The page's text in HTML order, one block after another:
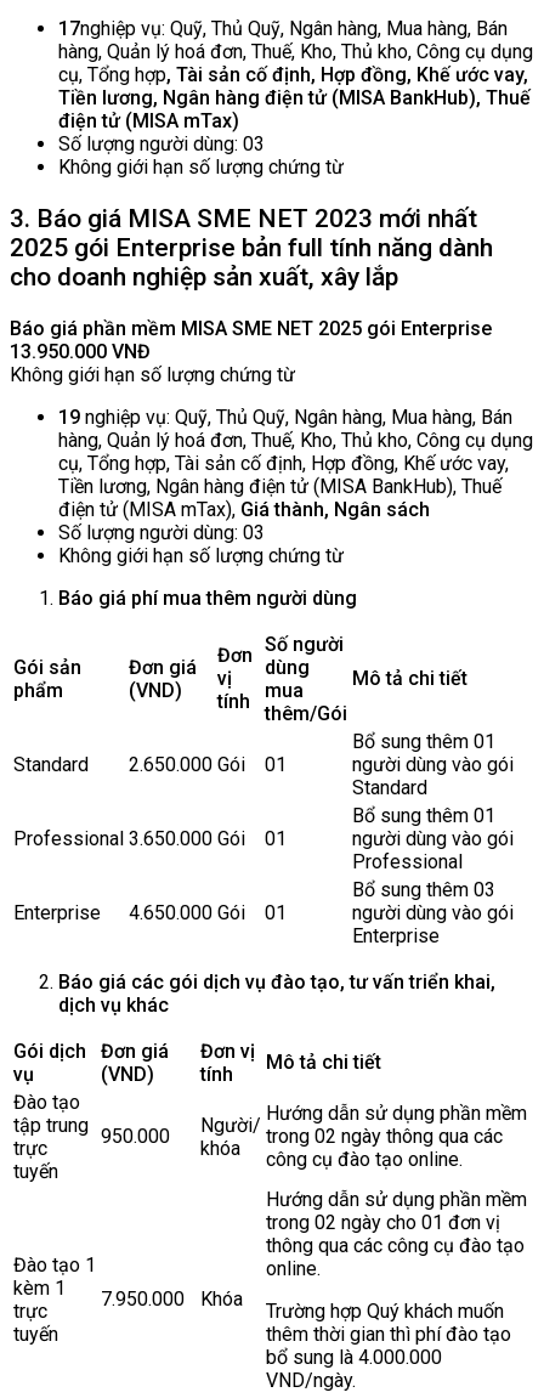
17nghiệp vụ: Quỹ, Thủ Quỹ, Ngân hàng, Mua hàng, Bán
hàng, Quản lý hoá đơn, Thuế, Kho, Thủ kho, Công cụ dụng
cụ, Tổng hợp, Tài sản cố định, Hợp đồng, Khế ước vay,
Tiền lương, Ngân hàng điện tử (MISA BankHub), Thuế
điện tử (MISA mTax)
Số lượng người dùng: 03
Không giới hạn số lượng chứng từ
3. Báo giá MISA SME NET 2023 mới nhất
2025 gói Enterprise bản full tính năng dành
cho doanh nghiệp sản xuất, xây lắp
Báo giá phần mềm MISA SME NET 2025 gói Enterprise
13.950.000 VNĐ
Không giới hạn số lượng chứng từ
19 nghiệp vụ: Quỹ, Thủ Quỹ, Ngân hàng, Mua hàng, Bán
hàng, Quản lý hoá đơn, Thuế, Kho, Thủ kho, Công cụ dụng
cụ, Tổng hợp, Tài sản cố định, Hợp đồng, Khế ước vay,
Tiền lương, Ngân hàng điện tử (MISA BankHub), Thuế
điện tử (MISA mTax), Giá thành, Ngân sách
Số lượng người dùng: 03
Không giới hạn số lượng chứng từ
Báo giá phí mua thêm người dùng
Gói sản
phẩm
Đơn giá
(VN D)
Đơn
vị
tính
Số người
dùng
mua
thêm/Gói
Mô tả chi tiết
Standard 2.650.000 Gói 01
Bổ sung thêm 01
người dùng vào gói
Standard
Professional 3.650.000 Gói 01
Bổ sung thêm 01
người dùng vào gói
Professional
Enterprise 4.650.000 Gói 01
Bổ sung thêm 03
người dùng vào gói
Enterprise
Báo giá các gói dịch vụ đào tạo, tư vấn triển khai,
dịch vụ khác
Gói dịch
vụ
Đơn giá
(VND)
Đơn vị
tính
Mô tả chi tiết
Đào tạo
tập trung
trực
tuyến
950.000
Người/
khóa
Hướng dẫn sử dụng phần mềm
trong 02 ngày thông qua các
công cụ đào tạo online.
Đào tạo 1
kèm 1
trực
tuyến
7.950.000 Khóa
Hướng dẫn sử dụng phần mềm
trong 02 ngày cho 01 đơn vị
thông qua các công cụ đào tạo
online.
Trường hợp Quý khách muốn
thêm thời gian thì phí đào tạo
bổ sung là 4.000.000
VND/ngày.